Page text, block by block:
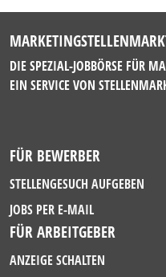
DIE SPEZIAL-JOBBÖRSE FÜR
EIN SERVICE VON
FÜR BEWERBER
STELLENGESUCH AUFGEBEN
JOBS PER E-MAIL
FÜR ARBEITGEBER
ANZEIGE SCHALTEN